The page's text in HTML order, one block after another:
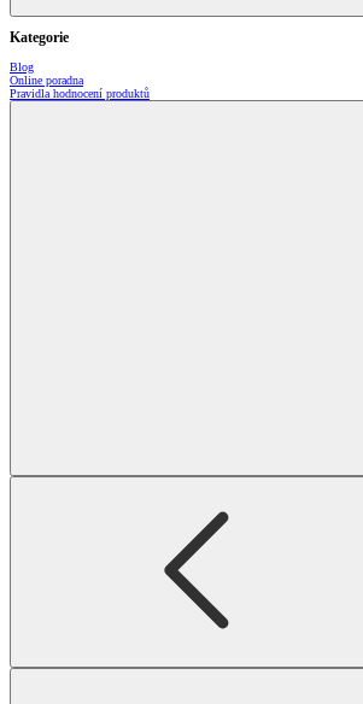
Kategorie
Blog
Online poradna
Pravidla hodnocení produktů